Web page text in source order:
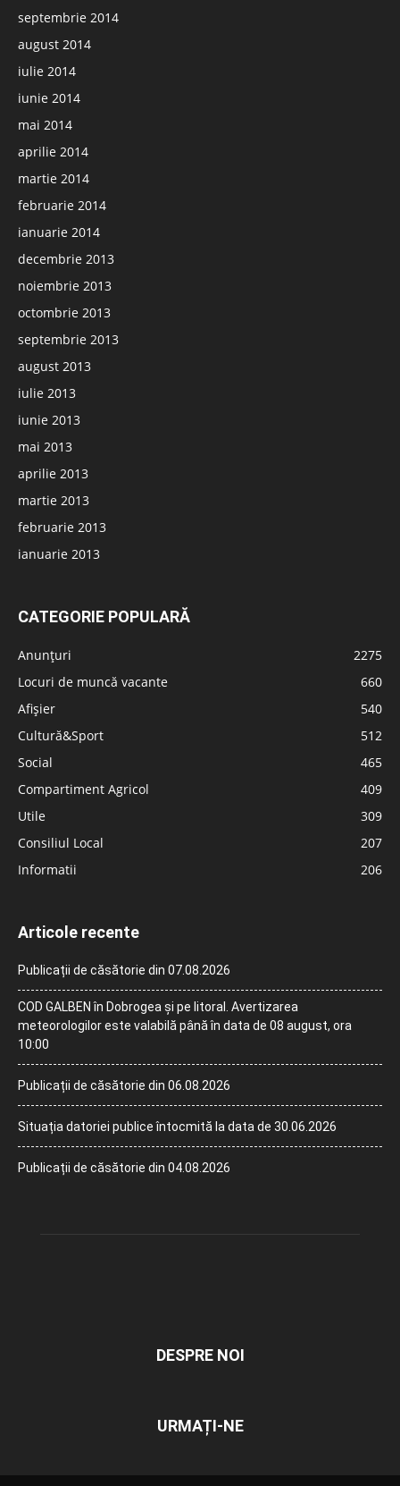
septembrie 2014
august 2014
iulie 2014
iunie 2014
mai 2014
aprilie 2014
martie 2014
februarie 2014
ianuarie 2014
decembrie 2013
noiembrie 2013
octombrie 2013
septembrie 2013
august 2013
iulie 2013
iunie 2013
mai 2013
aprilie 2013
martie 2013
februarie 2013
ianuarie 2013
CATEGORIE POPULARĂ
Anunțuri
2275
Locuri de muncă vacante
660
Afișier
540
Cultură&Sport
512
Social
465
Compartiment Agricol
409
Utile
309
Consiliul Local
207
Informatii
206
Articole recente
Publicații de căsătorie din 07.08.2026
COD GALBEN în Dobrogea și pe litoral. Avertizarea
meteorologilor este valabilă până în data de 08 august, ora
10:00
Publicații de căsătorie din 06.08.2026
Situația datoriei publice întocmită la data de 30.06.2026
Publicații de căsătorie din 04.08.2026
DESPRE NOI
URMAȚI-NE